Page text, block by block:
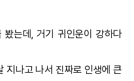
봤는데, 거기 귀인운이 강하다
지나고 나서 진짜로 인생에 큰